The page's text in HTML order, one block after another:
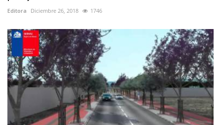
Editora Diciembre 26, 2018 1746